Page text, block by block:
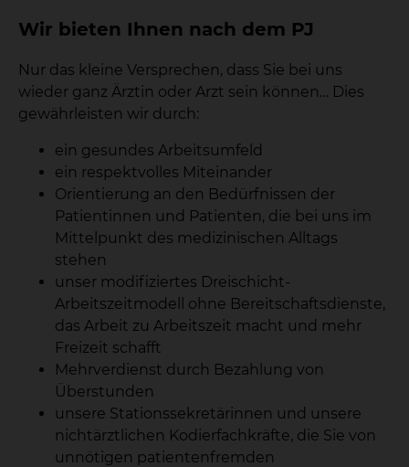
Wir bieten Ihnen nach dem PJ
Nur das kleine Versprechen, dass Sie bei uns
wieder ganz Ärztin oder Arzt sein können… Dies
gewährleisten wir durch:
ein gesundes Arbeitsumfeld
ein respektvolles Miteinander
Orientierung an den Bedürfnissen der
Patientinnen und Patienten, die bei uns im
Mittelpunkt des medizinischen Alltags
stehen
unser modifiziertes Dreischicht-
Arbeitszeitmodell ohne Bereitschaftsdienste,
das Arbeit zu Arbeitszeit macht und mehr
Freizeit schafft
Mehrverdienst durch Bezahlung von
Überstunden
unsere Stationssekretärinnen und unsere
nichtärztlichen Kodierfachkräfte, die Sie von
unnötigen patientenfremden